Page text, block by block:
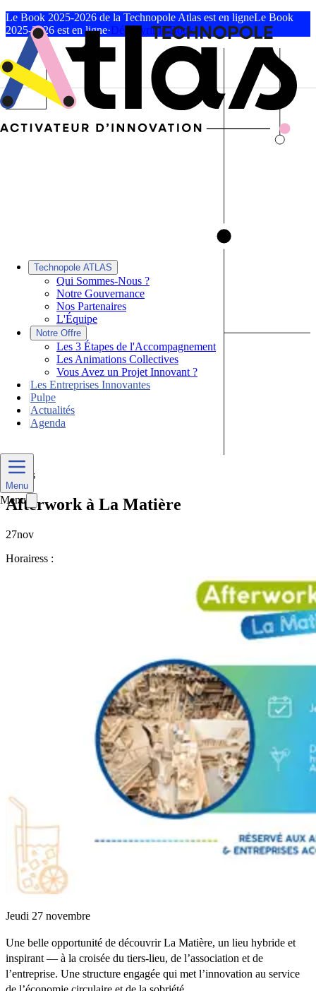
Le Book 2025-2026 de la Technopole Atlas est en ligneLe Book
2025-2026 est en ligne·Découvrir le Book
Technopole ATLAS
Qui Sommes-Nous ?
Notre Gouvernance
Nos Partenaires
L'Équipe
|
Notre Offre
Les 3 Étapes de l'Accompagnement
Les Animations Collectives
Vous Avez un Projet Innovant ?
|Les Entreprises Innovantes
|Pulpe
|Actualités
|Agenda
Menu
Menu
Divers
Afterwork à La Matière
27nov
Horairess :
Jeudi 27 novembre
Une belle opportunité de découvrir La Matière, un lieu hybride et
inspirant — à la croisée du tiers-lieu, de l’association et de
l’entreprise. Une structure engagée qui met l’innovation au service